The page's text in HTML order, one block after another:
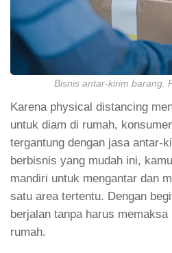
Bisnis antar-kirim barang.
Karena physical distancing
untuk diam di rumah,
tergantung dengan jasa antar-
berbisnis yang mudah ini,
mandiri untuk mengantar dan
satu area tertentu. Dengan
berjalan tanpa harus
rumah.